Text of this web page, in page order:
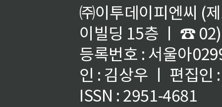
㈜이투데이피엔씨 (
이빌딩 15층 ㅣ ☎
등록번호 : 서울아
인 : 김상우 ㅣ 편집인
ISSN : 2951-4681